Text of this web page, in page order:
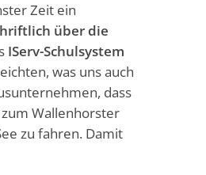
Zeit ein
über die
IServ-Schulsystem
was uns auch
dass
Wallenhorster
zu fahren. Damit